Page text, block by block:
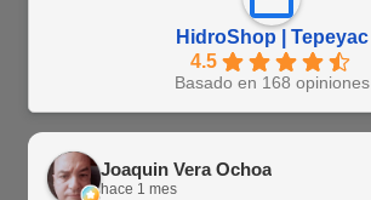
HidroShop | Tepeyac
4.5
Basado en 168 opiniones
Joaquin Vera Ochoa
hace 1 mes